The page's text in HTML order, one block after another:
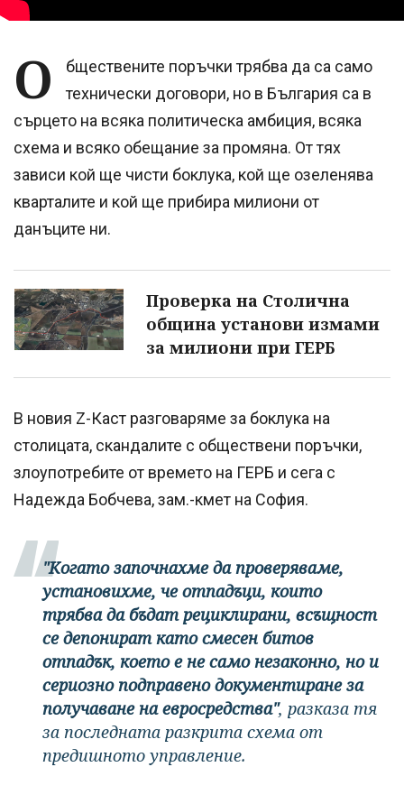
О
бществените поръчки трябва да са само
технически договори, но в България са в
сърцето на всяка политическа амбиция, всяка
схема и всяко обещание за промяна. От тях
зависи кой ще чисти боклука, кой ще озеленява
кварталите и кой ще прибира милиони от
данъците ни.
Проверка на Столична
община установи измами
за милиони при ГЕРБ
В новия Z-Каст разговаряме за боклука на
столицата, скандалите с обществени поръчки,
злоупотребите от времето на ГЕРБ и сега с
Надежда Бобчева, зам.-кмет на София.
"Когато започнахме да проверяваме,
установихме, че отпадъци, които
трябва да бъдат рециклирани, всъщност
се депонират като смесен битов
отпадък, което е не само незаконно, но и
сериозно подправено документиране за
получаване на евросредства", разказа тя
за последната разкрита схема от
предишното управление.